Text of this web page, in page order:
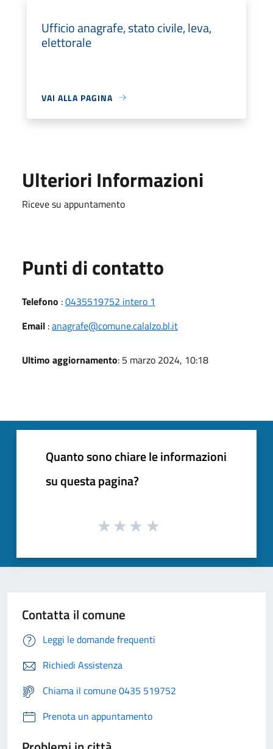
Ufficio anagrafe, stato civile, leva,
elettorale
VAI ALLA PAGINA
Ulteriori Informazioni
Riceve su appuntamento
Punti di contatto
Telefono :0435519752 intero 1
Email :anagrafe@comune.calalzo.bl.it
Ultimo aggiornamento: 5 marzo 2024, 10:18
Quanto sono chiare le informazioni
su questa pagina?
Contatta il comune
Leggi le domande frequenti
Richiedi Assistenza
Chiama il comune 0435 519752
Prenota un appuntamento